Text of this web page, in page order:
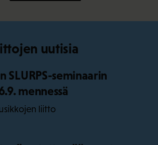
uutisia
SLURPS-seminaarin
mennessä
liitto